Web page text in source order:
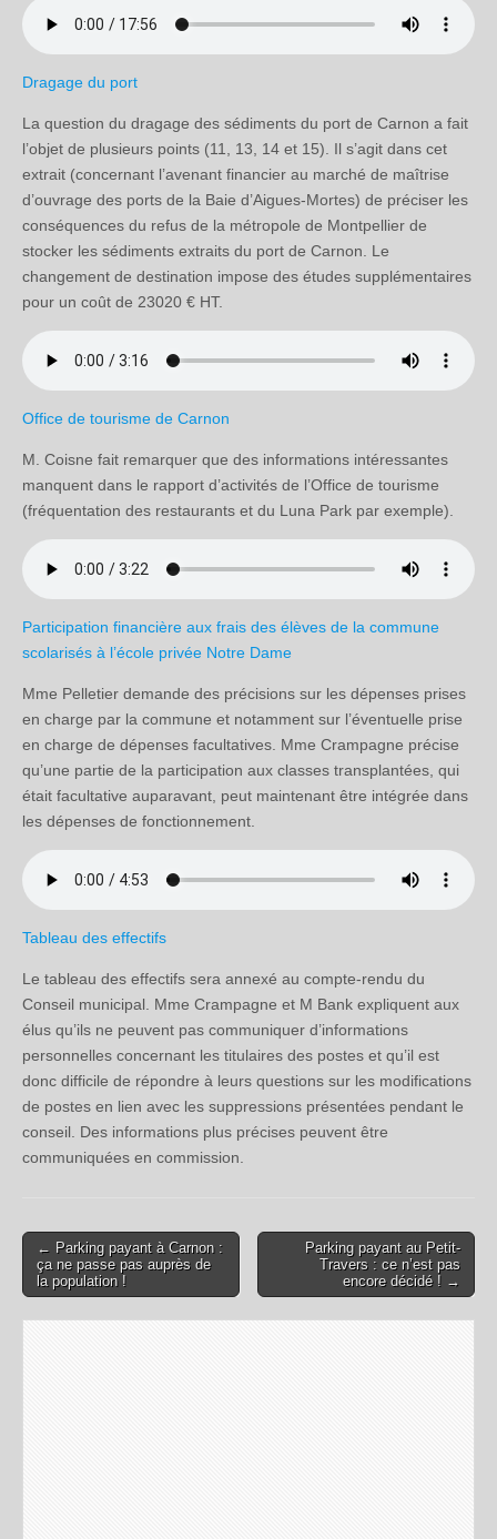
Dragage du port
La question du dragage des sédiments du port de Carnon a fait
l’objet de plusieurs points (11, 13, 14 et 15). Il s’agit dans cet
extrait (concernant l’avenant financier au marché de maîtrise
d’ouvrage des ports de la Baie d’Aigues-Mortes) de préciser les
conséquences du refus de la métropole de Montpellier de
stocker les sédiments extraits du port de Carnon. Le
changement de destination impose des études supplémentaires
pour un coût de 23020 € HT.
Office de tourisme de Carnon
M. Coisne fait remarquer que des informations intéressantes
manquent dans le rapport d’activités de l’Office de tourisme
(fréquentation des restaurants et du Luna Park par exemple).
Participation financière aux frais des élèves de la commune
scolarisés à l’école privée Notre Dame
Mme Pelletier demande des précisions sur les dépenses prises
en charge par la commune et notamment sur l’éventuelle prise
en charge de dépenses facultatives. Mme Crampagne précise
qu’une partie de la participation aux classes transplantées, qui
était facultative auparavant, peut maintenant être intégrée dans
les dépenses de fonctionnement.
Tableau des effectifs
Le tableau des effectifs sera annexé au compte-rendu du
Conseil municipal. Mme Crampagne et M Bank expliquent aux
élus qu’ils ne peuvent pas communiquer d’informations
personnelles concernant les titulaires des postes et qu’il est
donc difficile de répondre à leurs questions sur les modifications
de postes en lien avec les suppressions présentées pendant le
conseil. Des informations plus précises peuvent être
communiquées en commission.
Post navigation
← Parking payant à Carnon :
ça ne passe pas auprès de
la population !
Parking payant au Petit-
Travers : ce n’est pas
encore décidé ! →